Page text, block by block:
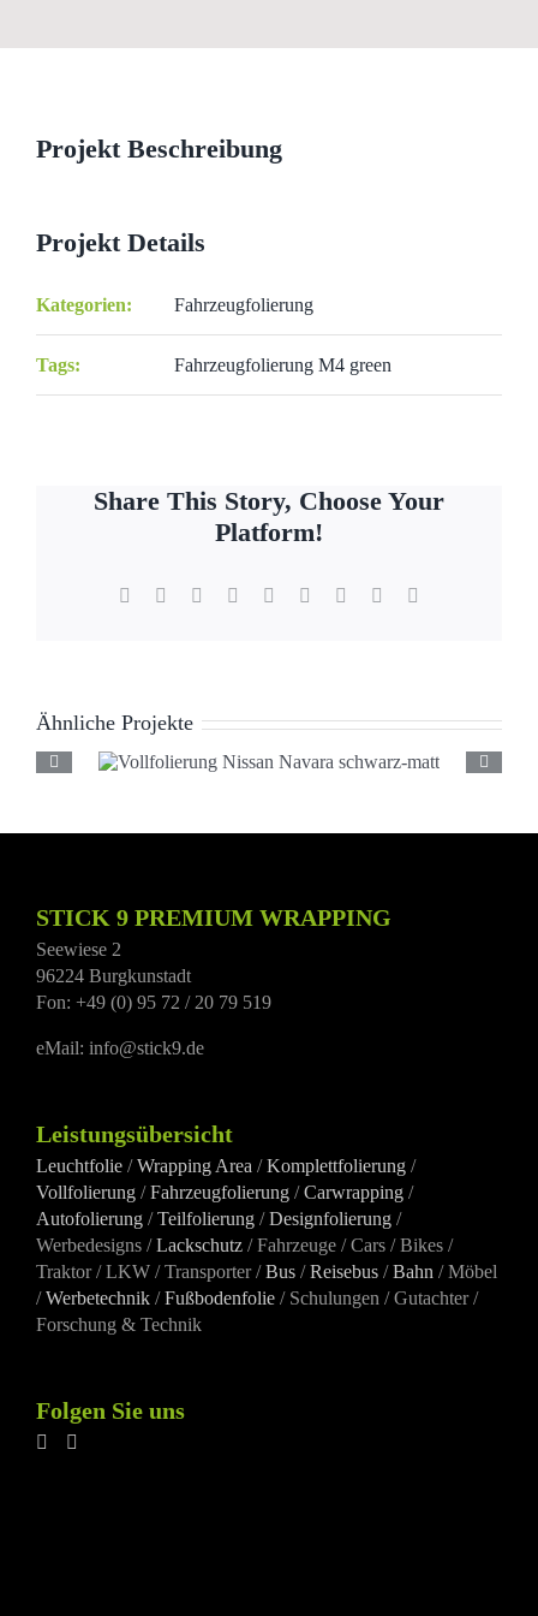
Projekt Beschreibung
Projekt Details
Kategorien: Fahrzeugfolierung
Tags: Fahrzeugfolierung M4 green
Share This Story, Choose Your
Platform!
Facebook Reddit LinkedInWhatsApp
TumblrPinterest
Ähnliche Projekte
Navara schwarz-matt
STICK 9 PREMIUM WRAPPING
Seewiese 2
96224 Burgkunstadt
Fon: +49 (0) 95 72 / 20 79 519
eMail: info@stick9.de
Leistungsübersicht
Leuchtfolie /Wrapping Area /Komplettfolierung /
Vollfolierung /Fahrzeugfolierung /Carwrapping /
Autofolierung /Teilfolierung /Designfolierung /
Werbedesigns /Lackschutz / Fahrzeuge / Cars / Bikes /
Traktor / LKW / Transporter /Bus /Reisebus /Bahn / Möbel
/Werbetechnik /Fußbodenfolie / Schulungen / Gutachter /
Forschung & Technik
Folgen Sie uns